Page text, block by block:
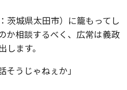
茨城県太田市）に籠もってし
か相談するべく、広常は義政
ます。
うじゃねぇか」